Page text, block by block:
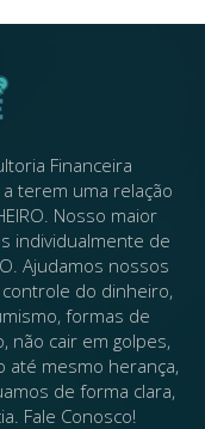
Financeira
terem uma relação
​Nosso maior
individualmente de
Ajudamos nossos
do dinheiro,
formas de
não cair em golpes,
até mesmo herança,
de forma clara,
Fale Conosco!​